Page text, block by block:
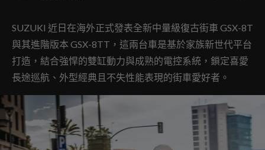
SUZUKI 近日在海外正式發表全新中量級復古街車 GSX-8T
與其進階版本 GSX-8TT，這兩台車是基於家族新世代平台
打造，結合強悍的雙缸動力與成熟的電控系統，鎖定喜愛
長途巡航、外型經典且不失性能表現的街車愛好者。